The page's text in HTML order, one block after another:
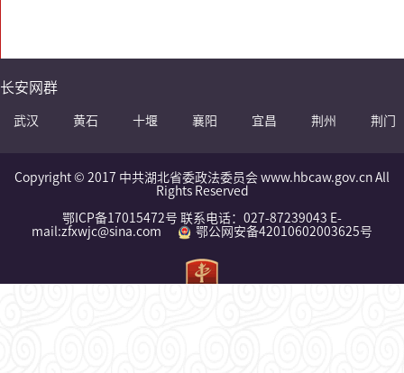
长安网群
武汉 黄石 十堰 襄阳 宜昌 荆州 荆门
Copyright © 2017 中共湖北省委政法委员会 www.hbcaw.gov.cn All
Rights Reserved
鄂ICP备17015472号 联系电话：027-87239043 E-
mail:zfxwjc@sina.com
鄂公网安备42010602003625号